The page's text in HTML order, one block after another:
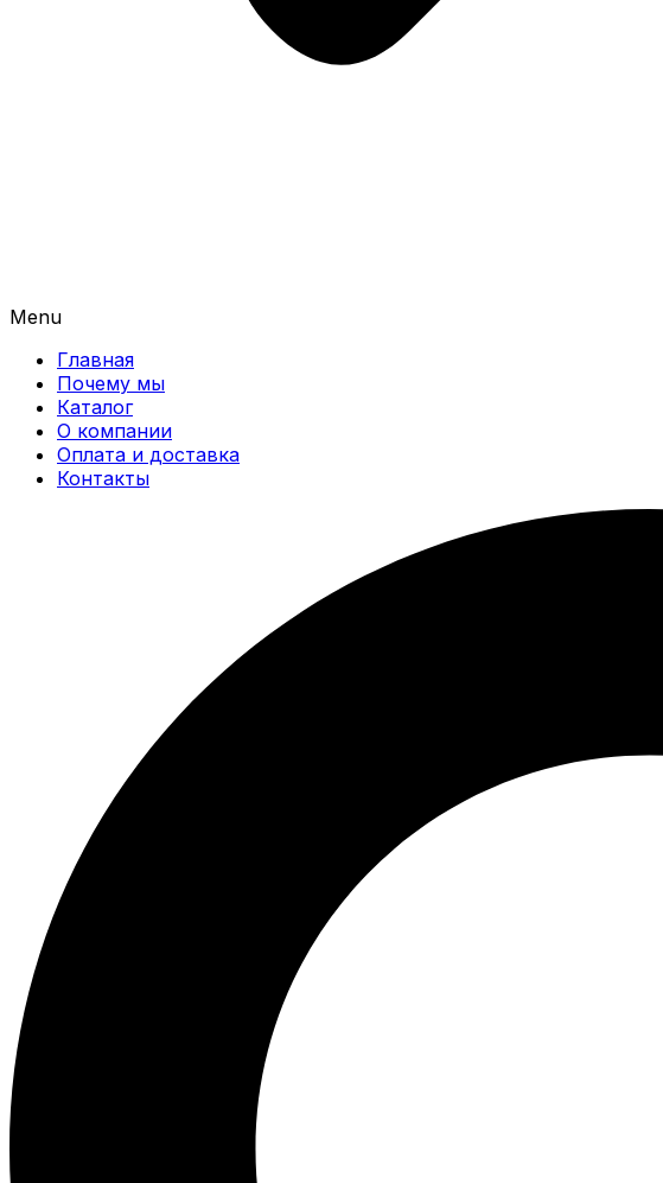
Menu
Главная
Почему мы
Каталог
О компании
Оплата и доставка
Контакты